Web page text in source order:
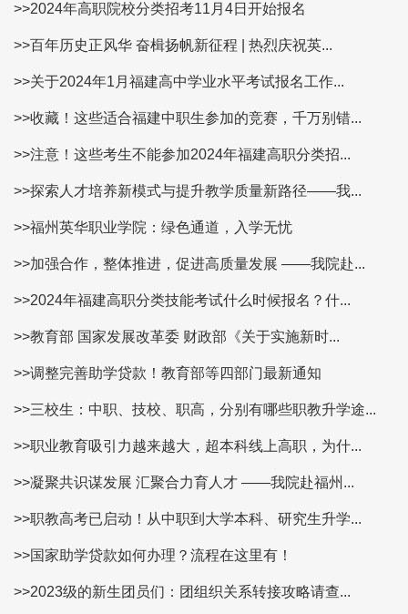
>>2024年高职院校分类招考11月4日开始报名
>>百年历史正风华 奋楫扬帆新征程 | 热烈庆祝英...
>>关于2024年1月福建高中学业水平考试报名工作...
>>收藏！这些适合福建中职生参加的竞赛，千万别错...
>>注意！这些考生不能参加2024年福建高职分类招...
>>探索人才培养新模式与提升教学质量新路径——我...
>>福州英华职业学院：绿色通道，入学无忧
>>加强合作，整体推进，促进高质量发展 ——我院赴...
>>2024年福建高职分类技能考试什么时候报名？什...
>>教育部 国家发展改革委 财政部《关于实施新时...
>>调整完善助学贷款！教育部等四部门最新通知
>>三校生：中职、技校、职高，分别有哪些职教升学途...
>>职业教育吸引力越来越大，超本科线上高职，为什...
>>凝聚共识谋发展 汇聚合力育人才 ——我院赴福州...
>>职教高考已启动！从中职到大学本科、研究生升学...
>>国家助学贷款如何办理？流程在这里有！
>>2023级的新生团员们：团组织关系转接攻略请查...